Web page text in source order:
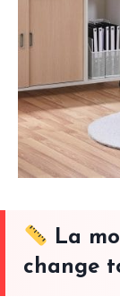
La
change